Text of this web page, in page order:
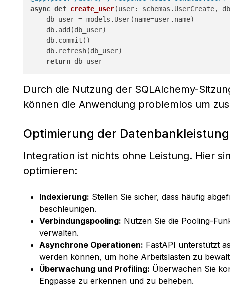
async def create_user(user: schemas.UserCreate,
    db_user = models.User(name=user.name)
    db.add(db_user)
    db.commit()
    db.refresh(db_user)
return
db_user
Durch die Nutzung der SQLAlchemy-
können die Anwendung problemlos um
Optimierung der Datenbankleistung
Integration ist nichts ohne Leistung. Hier
optimieren:
Indexierung: Stellen Sie sicher, dass häufig
beschleunigen.
Verbindungspooling: Nutzen Sie die Pooling-
verwalten.
Asynchrone Operationen: FastAPI unterstützt
werden können, um hohe Arbeitslasten zu
Überwachung und Profiling: Überwachen Sie
Engpässe zu erkennen und zu beheben.